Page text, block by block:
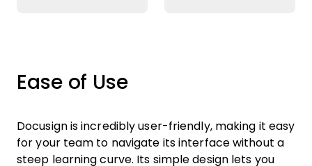
Ease of Use
Docusign is incredibly user-friendly, making it easy
for your team to navigate its interface without a
steep learning curve. Its simple design lets you